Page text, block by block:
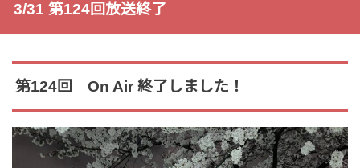
3/31 第124回放送終了
第124回 On Air 終了しました！